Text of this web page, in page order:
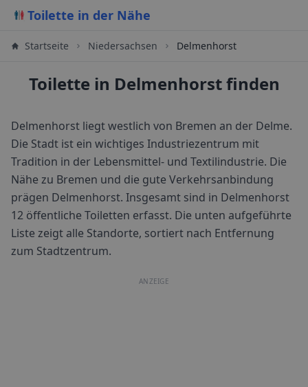
Toilette in der Nähe
Startseite Niedersachsen Delmenhorst
Toilette in Delmenhorst finden
Delmenhorst liegt westlich von Bremen an der Delme.
Die Stadt ist ein wichtiges Industriezentrum mit
Tradition in der Lebensmittel- und Textilindustrie. Die
Nähe zu Bremen und die gute Verkehrsanbindung
prägen Delmenhorst. Insgesamt sind in Delmenhorst
12 öffentliche Toiletten erfasst. Die unten aufgeführte
Liste zeigt alle Standorte, sortiert nach Entfernung
zum Stadtzentrum.
ANZEIGE